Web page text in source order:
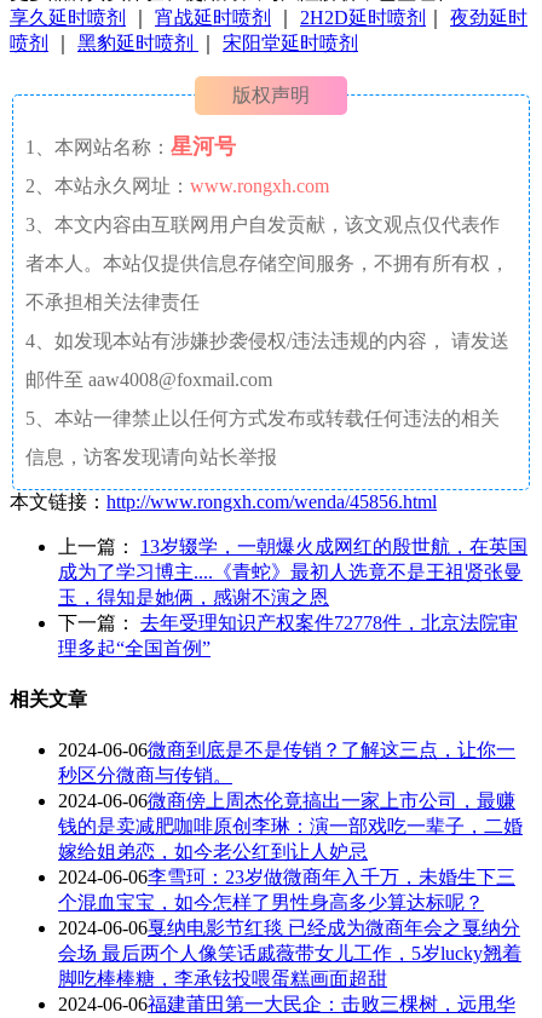
享久延时喷剂
宵战延时喷剂 2H2D延时喷剂
夜劲延时
喷剂
黑豹延时喷剂 宋阳堂延时喷剂
版权声明
1、本网站名称： 星河号
2、本站永久网址： www.rongxh.com
3、本文内容由互联网用户自发贡献，该文观点仅代表作
者本人。本站仅提供信息存储空间服务，不拥有所有权，
不承担相关法律责任
4、如发现本站有涉嫌抄袭侵权/违法违规的内容， 请发送
邮件至 aaw4008@foxmail.com
5、本站一律禁止以任何方式发布或转载任何违法的相关
信息，访客发现请向站长举报
本文链接： http://www.rongxh.com/wenda/45856.html
上一篇： 13岁辍学，一朝爆火成网红的殷世航，在英国
成为了学习博主....《青蛇》最初人选竟不是王祖贤张曼
玉，得知是她俩，感谢不演之恩
下一篇： 去年受理知识产权案件72778件，北京法院审
理多起“全国首例”
相关文章
2024-06-06微商到底是不是传销？了解这三点，让你一
秒区分微商与传销。
2024-06-06微商傍上周杰伦竟搞出一家上市公司，最赚
钱的是卖减肥咖啡原创李琳：演一部戏吃一辈子，二婚
嫁给姐弟恋，如今老公红到让人妒忌
2024-06-06李雪珂：23岁做微商年入千万，未婚生下三
个混血宝宝，如今怎样了男性身高多少算达标呢？
2024-06-06戛纳电影节红毯 已经成为微商年会之戛纳分
会场 最后两个人像笑话戚薇带女儿工作，5岁lucky翘着
脚吃棒棒糖，李承铉投喂蛋糕画面超甜
2024-06-06福建莆田第一大民企：击败三棵树，远甩华